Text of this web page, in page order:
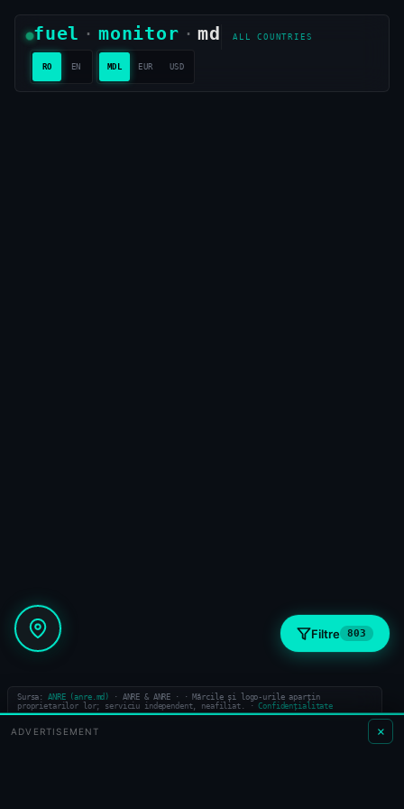
Prețuri carburanți live în
fuel · monitor · md ALL COUNTRIES
RO EN MDL EUR USD
Sursa: ANRE (anre.md) · ANRE & ANRE · · Mărcile și logo-urile aparțin
proprietarilor lor; serviciu independent, neafiliat.
·Confidențialitate
−
Filtre 803
ADVERTISEMENT ×